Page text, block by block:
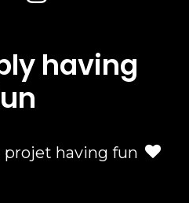
having
projet having fun